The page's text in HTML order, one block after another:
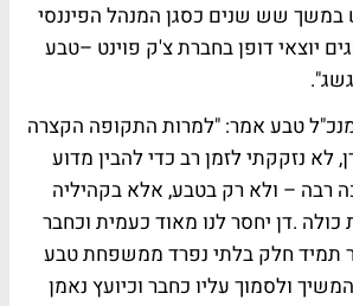
שש שנים כסגן המנהל הפיננסי
יוצאי דופן בחברת צ'ק פוינט –טבע
טבע אמר: "למרות התקופה הקצרה
לא נזקקתי לזמן רב כדי להבין מדוע
רבה – ולא רק בטבע, אלא בקהיליה
כולה .דן יחסר לנו מאוד כעמית וכחבר
תמיד חלק בלתי נפרד ממשפחת טבע
ולסמוך עליו כחבר וכיועץ נאמן